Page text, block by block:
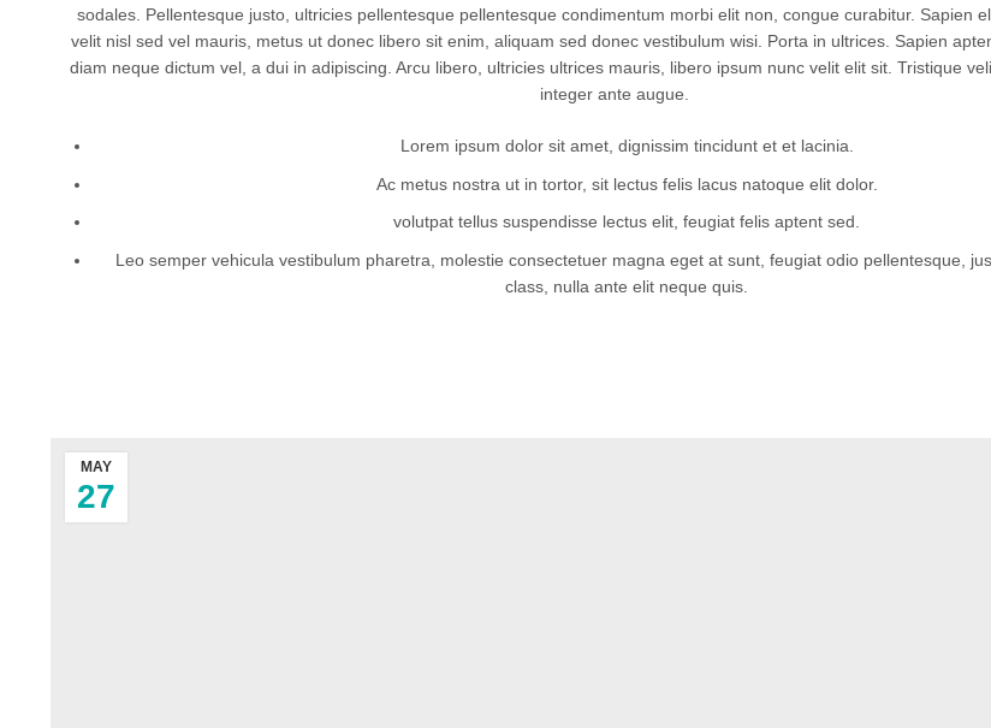
sodales. Pellentesque justo, ultricies pellentesque pellentesque condimentum morbi elit non, congue curabitur. Sapien
velit nisl sed vel mauris, metus ut donec libero sit enim, aliquam sed donec vestibulum wisi. Porta in ultrices. Sapien
diam neque dictum vel, a dui in adipiscing. Arcu libero, ultricies ultrices mauris, libero ipsum nunc velit elit sit. Tristique
integer ante augue.
Lorem ipsum dolor sit amet, dignissim tincidunt et et lacinia.
Ac metus nostra ut in tortor, sit lectus felis lacus natoque elit dolor.
volutpat tellus suspendisse lectus elit, feugiat felis aptent sed.
Leo semper vehicula vestibulum pharetra, molestie consectetuer magna eget at sunt, feugiat odio pellentesque,
class, nulla ante elit neque quis.
27
MAY